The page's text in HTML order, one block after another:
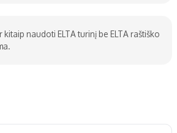
naudoti ELTA turinį be ELTA raštiško